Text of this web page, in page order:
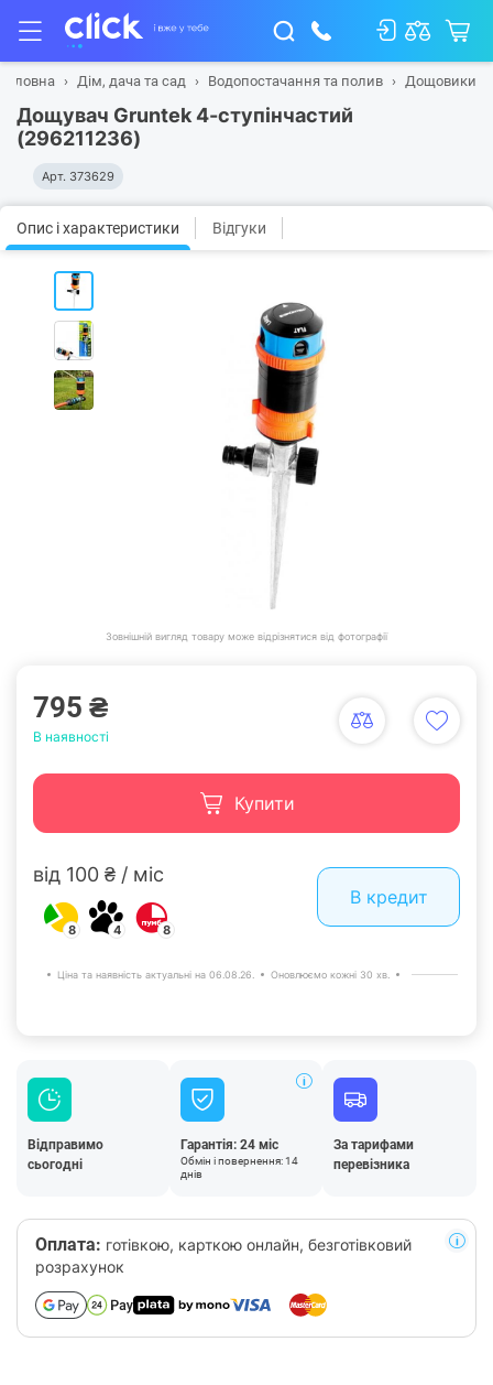
Головна Дім, дача та сад Водопостачання та полив Дощовики
Дощувач Gruntek 4-ступінчастий
(296211236)
Арт. 373629
Опис і характеристики Відгуки
Зовнішній вигляд товару може відрізнятися від фотографії
795 ₴
В наявності
Купити
від 100 ₴ / міс
8 4 8
В кредит
Ціна та наявність актуальні на 06.08.26. Оновлюємо кожні 30 хв.
Відправимо
сьогодні
Гарантія: 24 міс
Обмін і повернення: 14
днів
За тарифами
перевізника
Оплата: готівкою, карткою онлайн, безготівковий
розрахунок